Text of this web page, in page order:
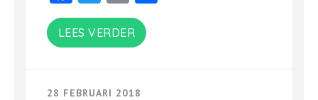
LEES VERDER
28 FEBRUARI 2018